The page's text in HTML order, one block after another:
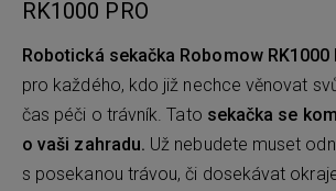
RK1000 PRO
Robotická sekačka Robomow RK1000
pro každého, kdo již nechce věnovat
čas péči o trávník. Tato sekačka se
o vaši zahradu. Už nebudete muset
s posekanou trávou, či dosekávat